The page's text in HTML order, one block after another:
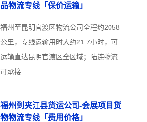
品物流专线「保价运输」
福州至昆明官渡区物流公司全程约2058
公里，专线运输用时大约21.7小时，可
运输直达昆明官渡区全区域；陆连物流
可承接
福州到夹江县货运公司-会展项目货
物物流专线「费用价格」